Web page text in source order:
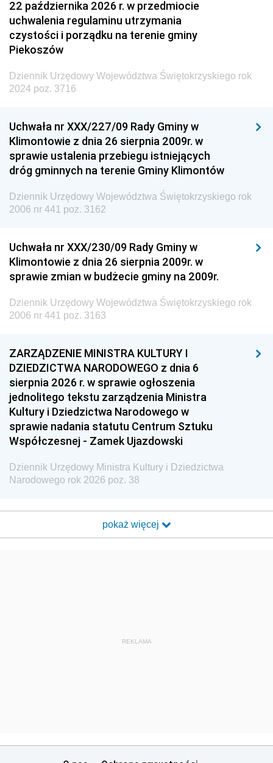
22 października 2026 r. w przedmiocie
uchwalenia regulaminu utrzymania
czystości i porządku na terenie gminy
Piekoszów
Dziennik Urzędowy Województwa Świętokrzyskiego rok
2024 poz. 3716
Uchwała nr XXX/227/09 Rady Gminy w
Klimontowie z dnia 26 sierpnia 2009r. w
sprawie ustalenia przebiegu istniejących
dróg gminnych na terenie Gminy Klimontów
Dziennik Urzędowy Województwa Świętokrzyskiego rok
2006 nr 441 poz. 3162
Uchwała nr XXX/230/09 Rady Gminy w
Klimontowie z dnia 26 sierpnia 2009r. w
sprawie zmian w budżecie gminy na 2009r.
Dziennik Urzędowy Województwa Świętokrzyskiego rok
2006 nr 441 poz. 3163
ZARZĄDZENIE MINISTRA KULTURY I
DZIEDZICTWA NARODOWEGO z dnia 6
sierpnia 2026 r. w sprawie ogłoszenia
jednolitego tekstu zarządzenia Ministra
Kultury i Dziedzictwa Narodowego w
sprawie nadania statutu Centrum Sztuku
Współczesnej - Zamek Ujazdowski
Dziennik Urzędowy Ministra Kultury i Dziedzictwa
Narodowego rok 2026 poz. 38
pokaż więcej
REKLAMA